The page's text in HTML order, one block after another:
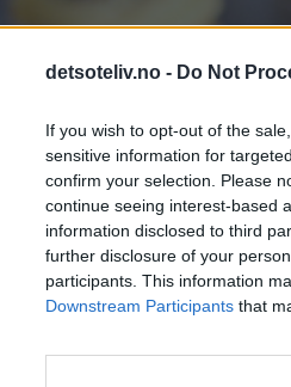
detsoteliv.no - Do Not
If you wish to opt-out of the
sensitive information for
confirm your selection. Please
continue seeing interest-based
information disclosed to third
further disclosure of your
participants. This information
Downstream Participants that